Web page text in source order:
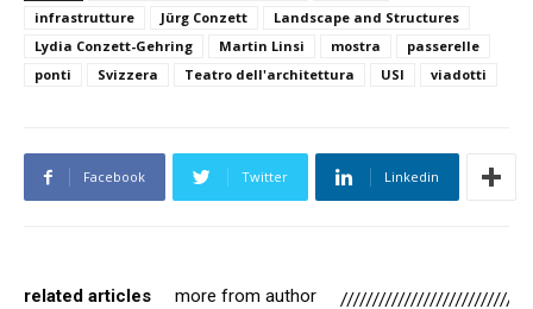
infrastrutture
Jürg Conzett
Landscape and Structures
Lydia Conzett-Gehring
Martin Linsi mostra
passerelle
ponti
Svizzera Teatro dell'architettura USI viadotti
Facebook Twitter Linkedin
related articles more from author